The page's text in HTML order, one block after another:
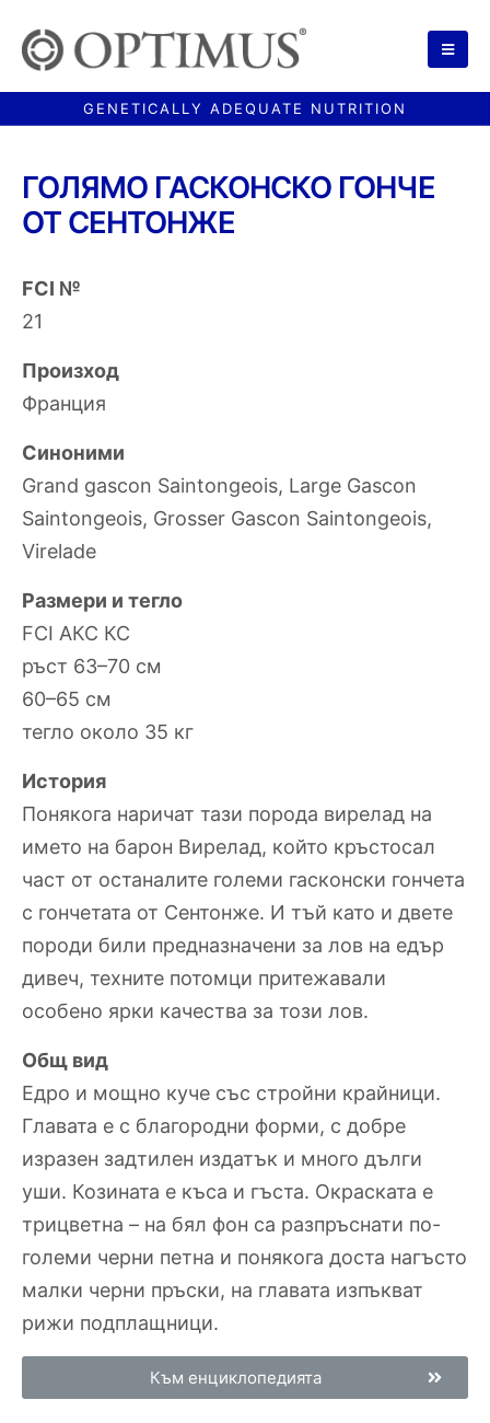
ГОЛЯМО ГАСКОНСКО ГОНЧЕ
ОТ СЕНТОНЖЕ
FCI №
21
Произход
Франция
Синоними
Grand gascon Saintongeois, Large Gascon
Saintongeois, Grosser Gascon Saintongeois,
Virelade
Размери и тегло
FCI АКС КС
ръст 63–70 см
60–65 см
тегло около 35 кг
История
Понякога наричат тази порода вирелад на
името на барон Вирелад, който кръстосал
част от останалите големи гасконски гончета
с гончетата от Сентонже. И тъй като и двете
породи били предназначени за лов на едър
дивеч, техните потомци притежавали
особено ярки качества за този лов.
Общ вид
Едро и мощно куче със стройни крайници.
Главата е с благородни форми, с добре
изразен задтилен издатък и много дълги
уши. Козината е къса и гъста. Окраската е
трицветна – на бял фон са разпръснати по-
големи черни петна и понякога доста нагъсто
малки черни пръски, на главата изпъкват
рижи подплащници.
Към енциклопедията